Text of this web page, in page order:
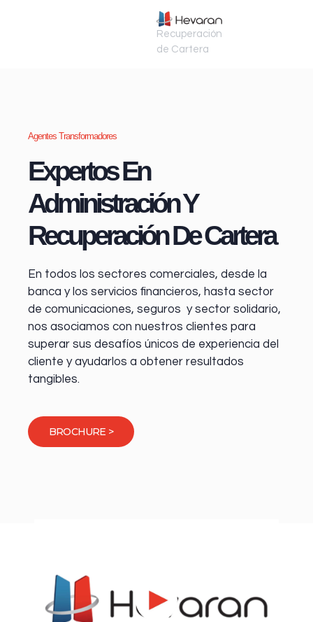
Recuperación
de Cartera
Agentes Transformadores
Expertos En
Administración Y
Recuperación De Cartera
En todos los sectores comerciales, desde la
banca y los servicios financieros, hasta sector
de comunicaciones, seguros y sector solidario,
nos asociamos con nuestros clientes para
superar sus desafíos únicos de experiencia del
cliente y ayudarlos a obtener resultados
tangibles.
BROCHURE >